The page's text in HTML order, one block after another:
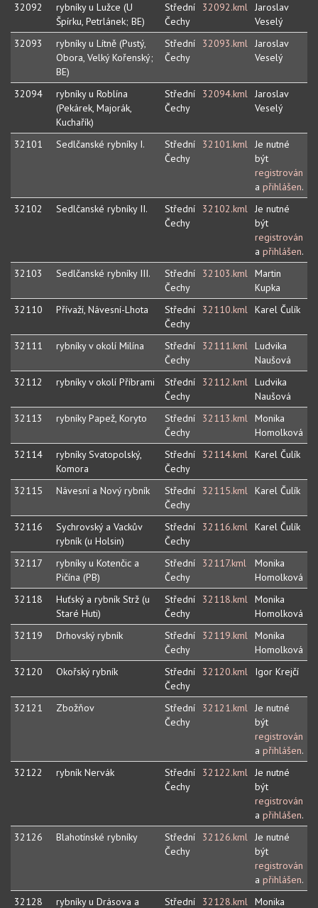
32092
rybníky u Lužce (U
Špírku, Petrlánek; BE)
Střední
Čechy
32092.kml Jaroslav
Veselý
32093
rybníky u Lítně (Pustý,
Obora, Velký Kořenský;
BE)
Střední
Čechy
32093.kml Jaroslav
Veselý
32094
rybníky u Roblína
(Pekárek, Majorák,
Kuchařík)
Střední
Čechy
32094.kml Jaroslav
Veselý
32101 Sedlčanské rybníky I.
Střední
Čechy
32101.kml Je nutné
být
registrován
a přihlášen.
32102
Sedlčanské rybníky II.
Střední
Čechy
32102.kml Je nutné
být
registrován
a přihlášen.
32103
Sedlčanské rybníky III.
Střední
Čechy
32103.kml Martin
Kupka
32110
Přívaží, Návesní-Lhota
Střední
Čechy
32110.kml Karel Čulík
32111 rybníky v okolí Milína
Střední
Čechy
32111.kml Ludvika
Naušová
32112
rybníky v okolí Příbrami
Střední
Čechy
32112.kml Ludvika
Naušová
32113
rybníky Papež, Koryto
Střední
Čechy
32113.kml Monika
Homolková
32114
rybníky Svatopolský,
Komora
Střední
Čechy
32114.kml Karel Čulík
32115 Návesní a Nový rybník
Střední
Čechy
32115.kml Karel Čulík
32116
Sychrovský a Vackův
rybník (u Holsin)
Střední
Čechy
32116.kml Karel Čulík
32117
rybníky u Kotenčic a
Pičína (PB)
Střední
Čechy
32117.kml
Monika
Homolková
32118
Huťský a rybník Strž (u
Staré Huti)
Střední
Čechy
32118.kml Monika
Homolková
32119
Drhovský rybník
Střední
Čechy
32119.kml Monika
Homolková
32120
Okořský rybník
Střední
Čechy
32120.kml Igor Krejčí
32121 Zbožňov
Střední
Čechy
32121.kml Je nutné
být
registrován
a přihlášen.
32122
rybník Nervák
Střední
Čechy
32122.kml Je nutné
být
registrován
a přihlášen.
32126
Blahotínské rybníky
Střední
Čechy
32126.kml Je nutné
být
registrován
a přihlášen.
32128
rybníky u Drásova a Střední 32128.kml Monika